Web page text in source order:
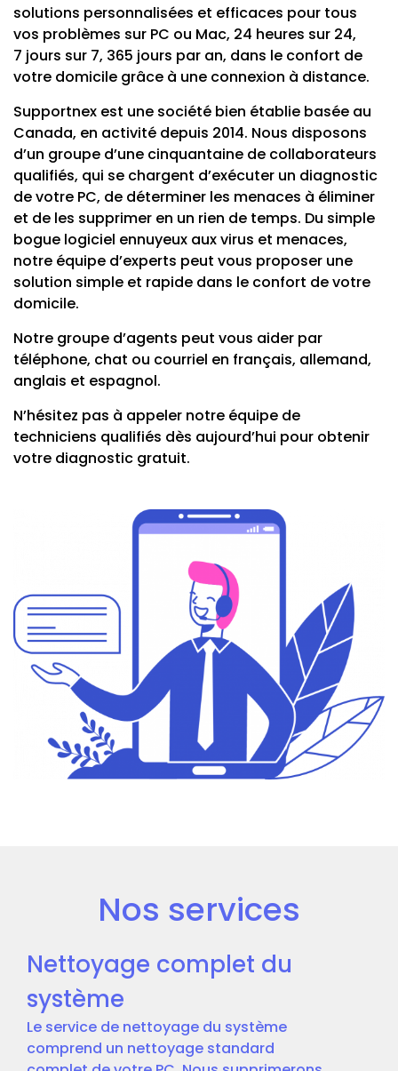
solutions personnalisées et efficaces pour tous
vos problèmes sur PC ou Mac, 24 heures sur 24,
7 jours sur 7, 365 jours par an, dans le confort de
votre domicile grâce à une connexion à distance.
Supportnex est une société bien établie basée au
Canada, en activité depuis 2014. Nous disposons
d’un groupe d’une cinquantaine de collaborateurs
qualifiés, qui se chargent d’exécuter un diagnostic
de votre PC, de déterminer les menaces à éliminer
et de les supprimer en un rien de temps. Du simple
bogue logiciel ennuyeux aux virus et menaces,
notre équipe d’experts peut vous proposer une
solution simple et rapide dans le confort de votre
domicile.
Notre groupe d’agents peut vous aider par
téléphone, chat ou courriel en français, allemand,
anglais et espagnol.
N’hésitez pas à appeler notre équipe de
techniciens qualifiés dès aujourd’hui pour obtenir
votre diagnostic gratuit.
Nos services
Nettoyage complet du
système
Le service de nettoyage du système
comprend un nettoyage standard